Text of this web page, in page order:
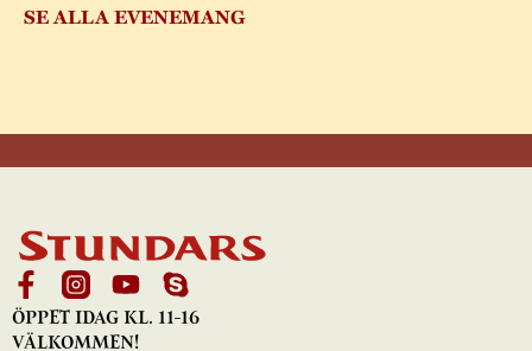
SE ALLA EVENEMANG
ÖPPET IDAG KL. 11-16
VÄLKOMMEN!